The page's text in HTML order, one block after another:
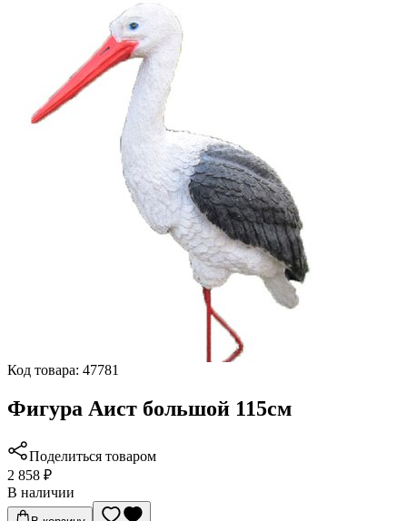
Код товара: 47781
Фигура Аист большой 115см
Поделиться товаром
2 858 ₽
В наличии